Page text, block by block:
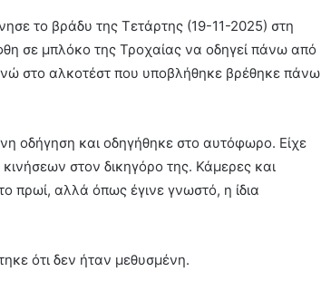
το βράδυ της Τετάρτης (19-11-2025) στη
σε μπλόκο της Τροχαίας να οδηγεί πάνω από
στο αλκοτέστ που υποβλήθηκε βρέθηκε πάνω
οδήγηση και οδηγήθηκε στο αυτόφωρο. Είχε
στον δικηγόρο της. Κάμερες και
πρωί, αλλά όπως έγινε γνωστό, η ίδια
ότι δεν ήταν μεθυσμένη.